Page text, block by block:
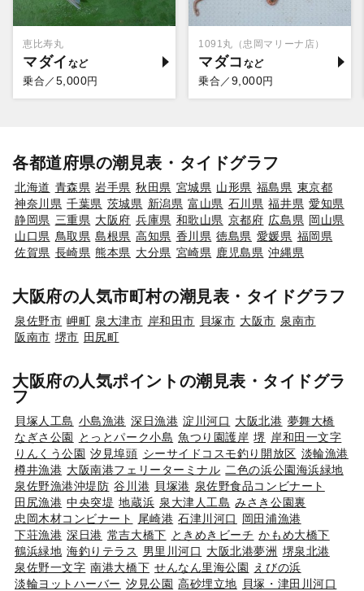
恵比寿丸
マダイ
乗合／ 5,000円
1091丸（忠岡マリーナ店）
マダコ
乗合／ 9,000円
各都道府県の潮見表・タイドグラフ
北海道 青森県 岩手県 秋田県 宮城県 山形県 福島県 東京都
神奈川県 千葉県 茨城県 新潟県 富山県 石川県 福井県 愛知県
静岡県 三重県 大阪府 兵庫県 和歌山県 京都府 広島県 岡山県
山口県 鳥取県 島根県 高知県 香川県 徳島県 愛媛県 福岡県
佐賀県 長崎県 熊本県 大分県 宮崎県 鹿児島県 沖縄県
大阪府の人気市町村の潮見表・タイドグラフ
泉佐野市 岬町 泉大津市 岸和田市 貝塚市 大阪市 泉南市
阪南市 堺市 田尻町
大阪府の人気ポイントの潮見表・タイドグラ
フ
貝塚人工島 小島漁港 深日漁港 淀川河口 大阪北港 夢舞大橋
なぎさ公園
とっとパーク小島 魚つり園護岸 堺
岸和田一文字
りんくう公園 汐見埠頭 シーサイドコスモ釣り開放区 淡輪漁港
樽井漁港 大阪南港フェリーターミナル 二色の浜公園海浜緑地
泉佐野漁港沖堤防 谷川港 貝塚港 泉佐野食品コンビナート
田尻漁港 中央突堤 地蔵浜 泉大津人工島 みさき公園裏
忠岡木材コンビナート
尾崎港 石津川河口
岡田浦漁港
下荘漁港 深日港 常吉大橋下 ときめきビーチ かもめ大橋下
鶴浜緑地 海釣りテラス 男里川河口 大阪北港夢洲 堺泉北港
泉佐野一文字 南港大橋下 せんなん里海公園 えびの浜
淡輪ヨットハーバー 汐見公園 高砂埋立地 貝塚・津田川河口